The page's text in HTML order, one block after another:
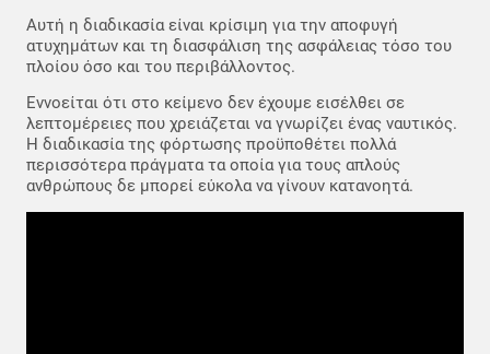
Αυτή η διαδικασία είναι κρίσιμη για την αποφυγή
ατυχημάτων και τη διασφάλιση της ασφάλειας τόσο του
πλοίου όσο και του περιβάλλοντος.
Εννοείται ότι στο κείμενο δεν έχουμε εισέλθει σε
λεπτομέρειες που χρειάζεται να γνωρίζει ένας ναυτικός.
Η διαδικασία της φόρτωσης προϋποθέτει πολλά
περισσότερα πράγματα τα οποία για τους απλούς
ανθρώπους δε μπορεί εύκολα να γίνουν κατανοητά.